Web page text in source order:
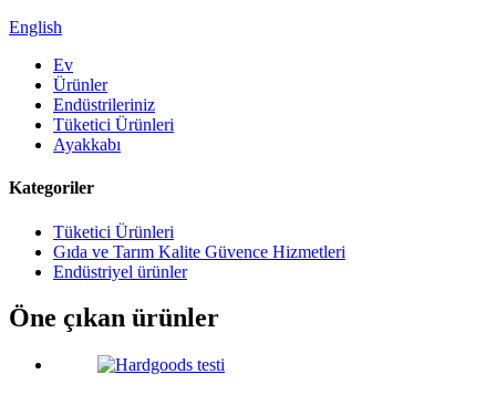
English
Ev
Ürünler
Endüstrileriniz
Tüketici Ürünleri
Ayakkabı
Kategoriler
Tüketici Ürünleri
Gıda ve Tarım Kalite Güvence Hizmetleri
Endüstriyel ürünler
Öne çıkan ürünler